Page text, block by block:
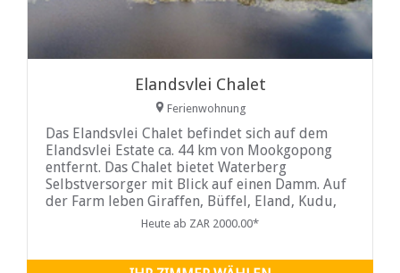
Elandsvlei Chalet
Ferienwohnung
Das Elandsvlei Chalet befindet sich auf dem
Elandsvlei Estate ca. 44 km von Mookgopong
entfernt. Das Chalet bietet Waterberg
Selbstversorger mit Blick auf einen Damm. Auf
der Farm leben Giraffen, Büffel, Eland, Kudu,
Gemsböcke, Zebras, Gnus und viele andere
Heute ab ZAR 2000.00*